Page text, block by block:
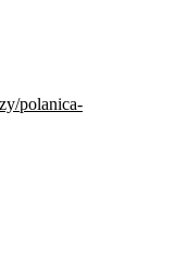
polanica-